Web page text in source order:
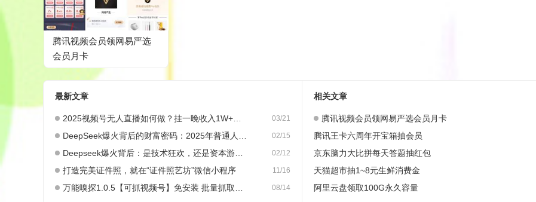
腾讯视频会员领网易严选
会员月卡
最新文章
03/21
2025视频号无人直播如何做？挂一晚收入1W+，这份教程，小白可做~
02/15
DeepSeek爆火背后的财富密码：2025年普通人如何抓住AI创业风口？
02/12
Deepseek爆火背后：是技术狂欢，还是资本游戏？
11/16
打造完美证件照，就在“证件照艺坊”微信小程序
08/14
万能嗅探1.0.5【可抓视频号】免安装 批量抓取媒体文件
相关文章
腾讯视频会员领网易严选会员月卡
腾讯王卡六周年开宝箱抽会员
京东脑力大比拼每天答题抽红包
天猫超市抽1~8元生鲜消费金
阿里云盘领取100G永久容量